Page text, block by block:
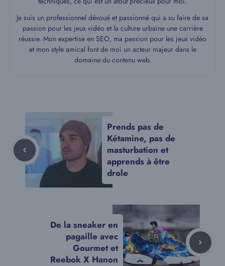
Je suis un professionnel dévoué et passionné qui a su faire de sa
passion pour les jeux vidéo et la culture urbaine une carrière
réussie. Mon expertise en SEO, ma passion pour les jeux vidéo
et mon style amical font de moi un acteur majeur dans le
domaine du contenu web.
Prends pas de
Kétamine, pas de
masturbation et
apprends à être
drole
De la sneaker en
pagaille avec
Gourmet et
Reebok X Hanon